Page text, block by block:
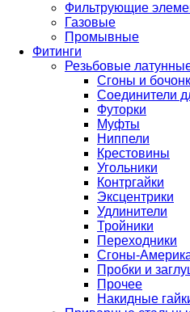
Фильтрующие
Газовые
Промывные
Фитинги
Резьбовые
Сгоны и
Соединители
Футорки
Муфты
Ниппели
Крестовины
Угольники
Контргайки
Эксцентрики
Удлинители
Тройники
Переходники
Сгоны-
Пробки и
Прочее
Накидные